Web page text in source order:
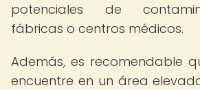
potenciales de
fábricas o centros médicos.
Además, es recomendable
encuentre en un área